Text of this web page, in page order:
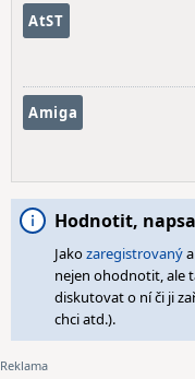
AtST
Amiga
Hodnotit,
Jakozaregistrovanýa
nejen ohodnotit, ale
diskutovat o ní či ji
chci atd.).